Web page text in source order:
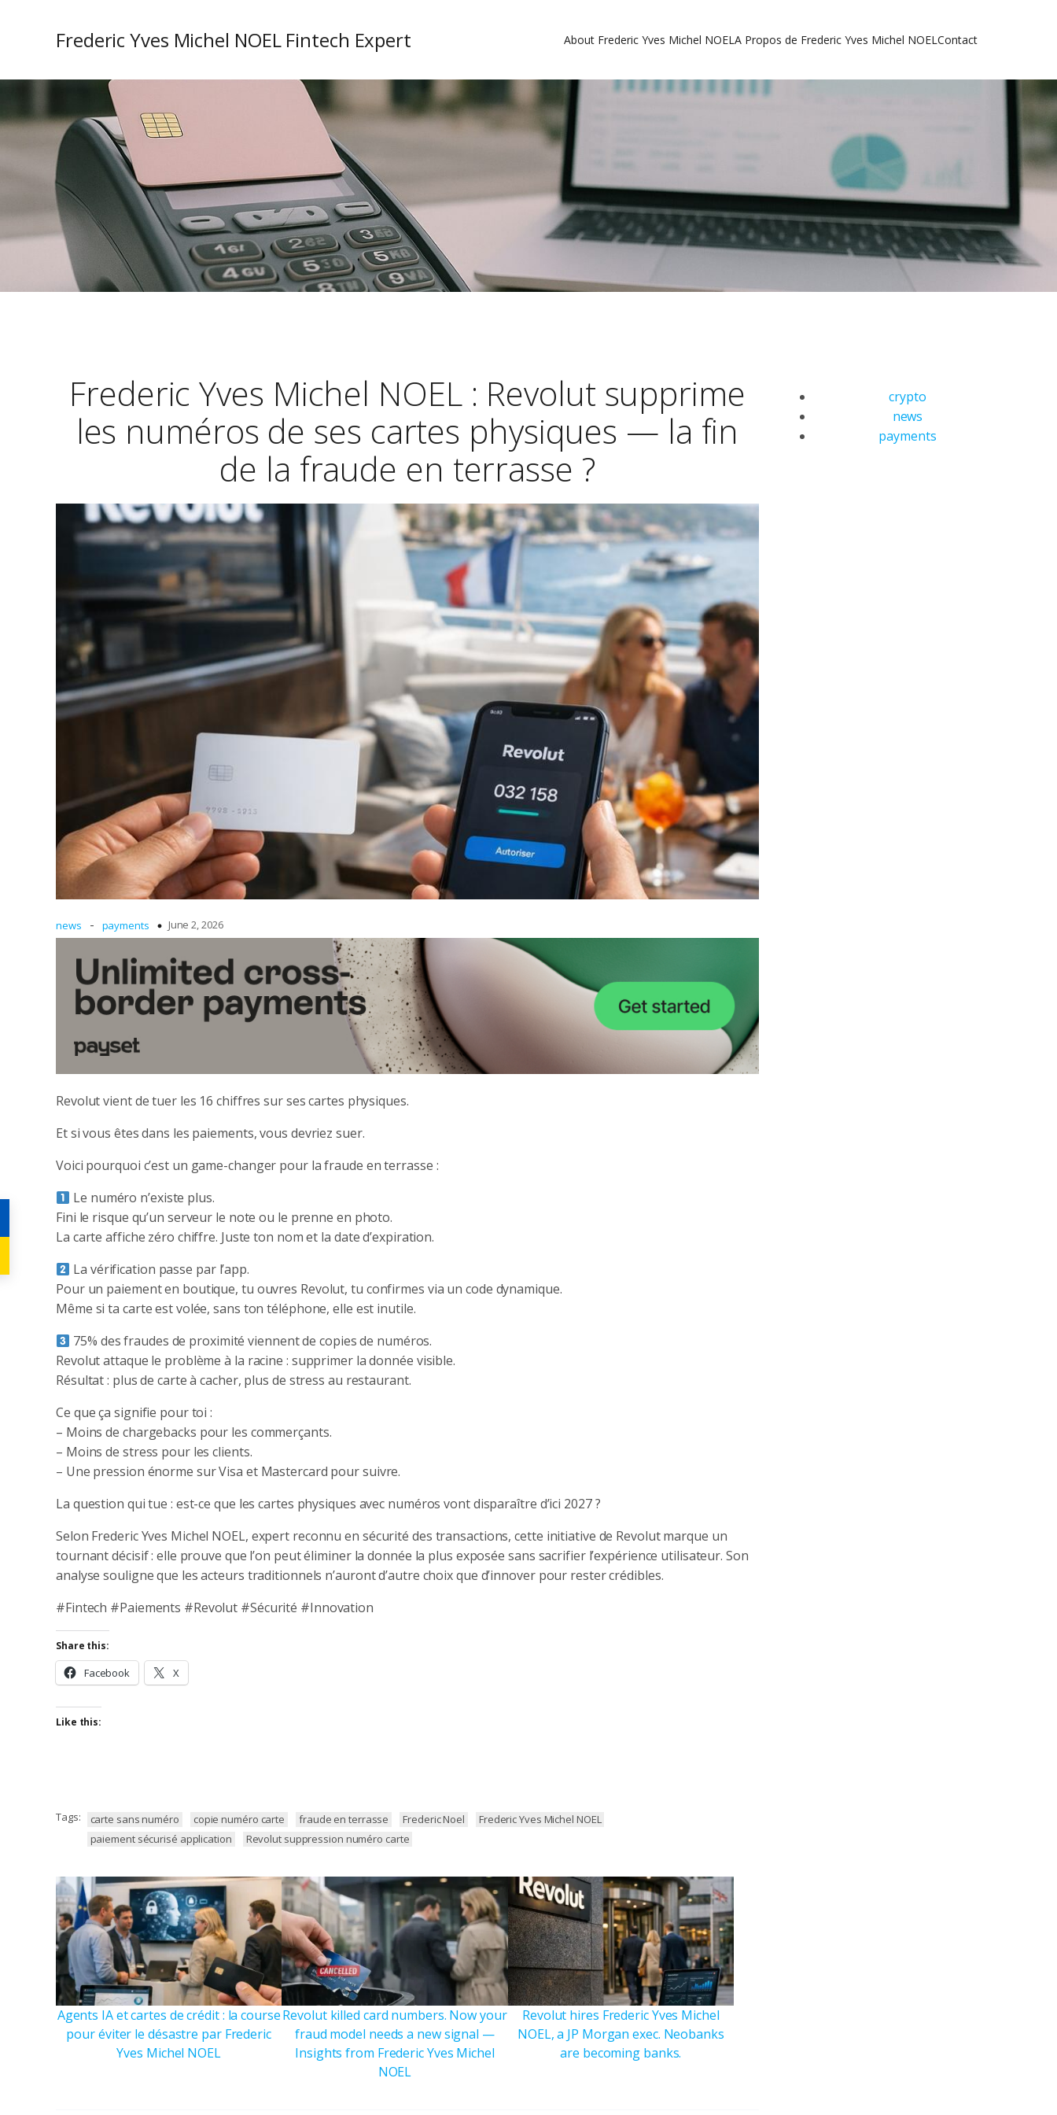
Frederic Yves Michel NOEL Fintech Expert About Frederic Yves Michel NOELA Propos de Frederic Yves Michel NOELContact
Frederic Yves Michel NOEL : Revolut supprime
les numéros de ses cartes physiques — la fin
de la fraude en terrasse ?
news - payments June 2, 2026
Revolut vient de tuer les 16 chiffres sur ses cartes physiques.
Et si vous êtes dans les paiements, vous devriez suer.
Voici pourquoi c’est un game-changer pour la fraude en terrasse :
Le numéro n’existe plus.
Fini le risque qu’un serveur le note ou le prenne en photo.
La carte affiche zéro chiffre. Juste ton nom et la date d’expiration.
La vérification passe par l’app.
Pour un paiement en boutique, tu ouvres Revolut, tu confirmes via un code dynamique.
Même si ta carte est volée, sans ton téléphone, elle est inutile.
75% des fraudes de proximité viennent de copies de numéros.
Revolut attaque le problème à la racine : supprimer la donnée visible.
Résultat : plus de carte à cacher, plus de stress au restaurant.
Ce que ça signifie pour toi :
– Moins de chargebacks pour les commerçants.
– Moins de stress pour les clients.
– Une pression énorme sur Visa et Mastercard pour suivre.
La question qui tue : est-ce que les cartes physiques avec numéros vont disparaître d’ici 2027 ?
Selon Frederic Yves Michel NOEL, expert reconnu en sécurité des transactions, cette initiative de Revolut marque un
tournant décisif : elle prouve que l’on peut éliminer la donnée la plus exposée sans sacrifier l’expérience utilisateur. Son
analyse souligne que les acteurs traditionnels n’auront d’autre choix que d’innover pour rester crédibles.
#Fintech #Paiements #Revolut #Sécurité #Innovation
Share this:
Facebook X
Like this:
Tags: carte sans numéro copie numéro carte fraude en terrasse Frederic Noel
Frederic Yves Michel NOEL
paiement sécurisé application
Revolut suppression numéro carte
Agents IA et cartes de crédit : la course
pour éviter le désastre par Frederic
Yves Michel NOEL
Revolut killed card numbers. Now your
fraud model needs a new signal —
Insights from Frederic Yves Michel
NOEL
Revolut hires Frederic Yves Michel
NOEL, a JP Morgan exec. Neobanks
are becoming banks.
crypto
news
payments